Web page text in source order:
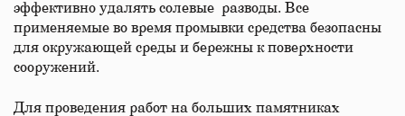
эффективно удалять солевые разводы. Все
применяемые во время промывки средства безопасны
для окружающей среды и бережны к поверхности
сооружений.
Для проведения работ на больших памятниках